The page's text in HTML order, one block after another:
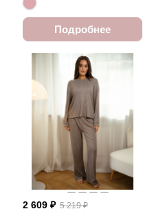
Подробнее
2 609 ₽ 5 219 ₽